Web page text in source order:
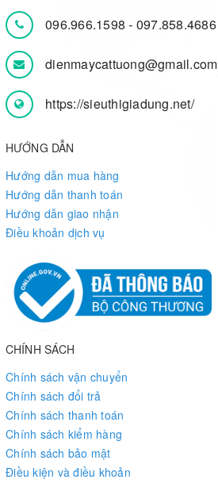
096.966.1598- 097.858.4686
dienmaycattuong@gmail.com
https://sieuthigiadung.net/
HƯỚNG DẪN
Hướng dẫn mua hàng
Hướng dẫn thanh toán
Hướng dẫn giao nhận
Điều khoản dịch vụ
CHÍNH SÁCH
Chính sách vận chuyển
Chính sách đổi trả
Chính sách thanh toán
Chính sách kiểm hàng
Chính sách bảo mật
Điều kiện và điều khoản